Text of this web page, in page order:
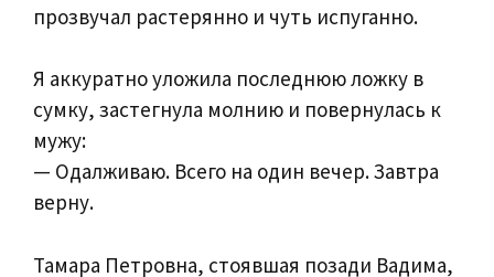
прозвучал растерянно и чуть испуганно.
Я аккуратно уложила последнюю ложку в
сумку, застегнула молнию и повернулась к
мужу:
— Одалживаю. Всего на один вечер. Завтра
верну.
Тамара Петровна, стоявшая позади Вадима,